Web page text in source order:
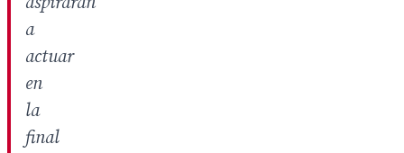
a
actuar
en
la
final